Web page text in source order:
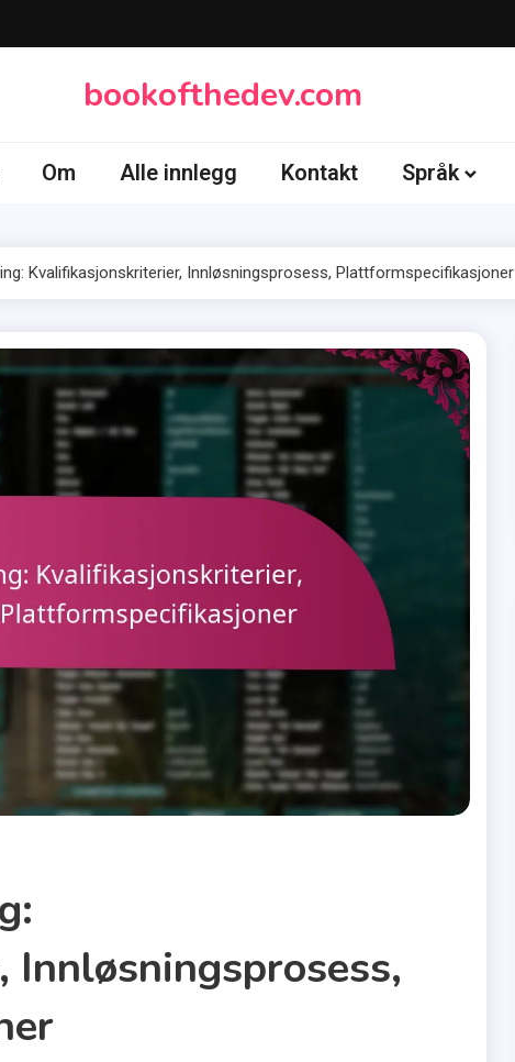
bookofthedev.com
Om Alle innlegg Kontakt Språk
Kvalifikasjonskriterier, Innløsningsprosess, Plattformspecifikasjoner